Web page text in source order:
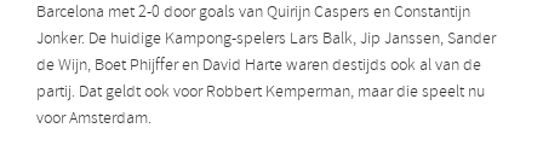
Barcelona met 2-0 door goals van Quirijn Caspers en Constantijn
Jonker. De huidige Kampong-spelers Lars Balk, Jip Janssen, Sander
de Wijn, Boet Phijffer en David Harte waren destijds ook al van de
partij. Dat geldt ook voor Robbert Kemperman, maar die speelt nu
voor Amsterdam.